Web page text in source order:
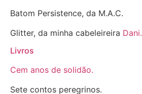
Batom Persistence, da M.A.C.
Glitter, da minha cabeleireira Dani.
Livros
Cem anos de solidão.
Sete contos peregrinos.